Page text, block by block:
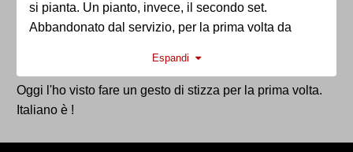
si pianta. Un pianto, invece, il secondo set.
Abbandonato dal servizio, per la prima volta da
una sola traccia del braccio o del temperamento
ai quali ci aveva abituati. Peccato.
Espandi
Oggi l'ho visto fare un gesto di stizza per la prima volta.
Italiano è !